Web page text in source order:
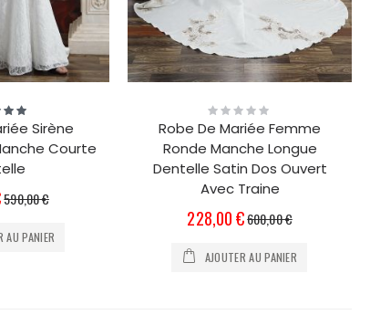
Sirène
Courte
590,00 €
AU PANIER
Rating:
0%
Robe De Mariée Femme
Ronde Manche Longue
Dentelle Satin Dos Ouvert
Avec Traine
Prix
Spécial
228,00 €600,00 €
AJOUTER AU PANIER